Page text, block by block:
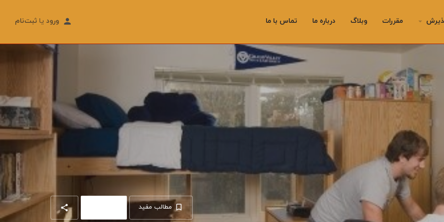
ورود یا ثبت‌نام arrow_drop_down مقررات وبلاگ درباره ما تماس با ما
مطالب مفید